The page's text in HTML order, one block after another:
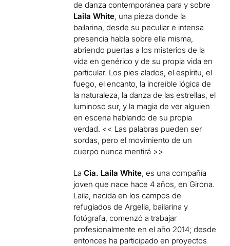
de danza contemporánea para y sobre
Laila White, una pieza donde la
bailarina, desde su peculiar e intensa
presencia habla sobre ella misma,
abriendo puertas a los misterios de la
vida en genérico y de su propia vida en
particular. Los pies alados, el espíritu, el
fuego, el encanto, la increíble lógica de
la naturaleza, la danza de las estrellas, el
luminoso sur, y la magia de ver alguien
en escena hablando de su propia
verdad. << Las palabras pueden ser
sordas, pero el movimiento de un
cuerpo nunca mentirá >>
LaCia. Laila White, es una compañía
joven que nace hace 4 años, en Girona.
Laila, nacida en los campos de
refugiados de Argelia, bailarina y
fotógrafa, comenzó a trabajar
profesionalmente en el año 2014; desde
entonces ha participado en proyectos